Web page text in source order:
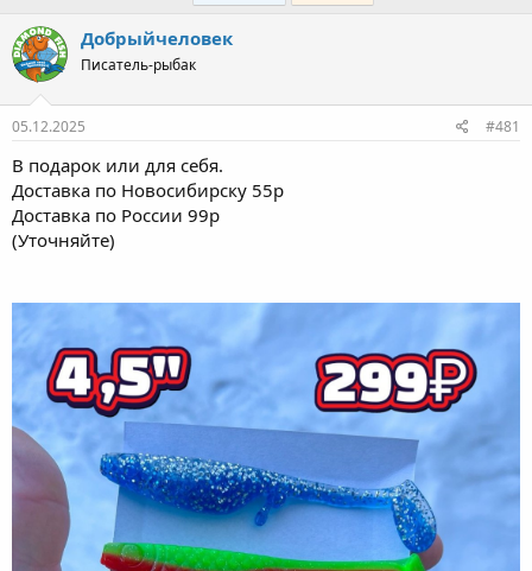
р
т
е
ы
н
а
ч
Добрыйчеловек
Писатель-рыбак
05.12.2025 #481
В подарок или для себя.
Доставка по Новосибирску 55р
Доставка по России 99р
(Уточняйте)